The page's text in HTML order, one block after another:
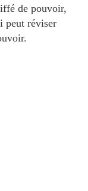
de pouvoir,
peut réviser